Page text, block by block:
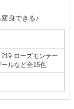
身できる♪
ローズモンテー
ルなど全15色